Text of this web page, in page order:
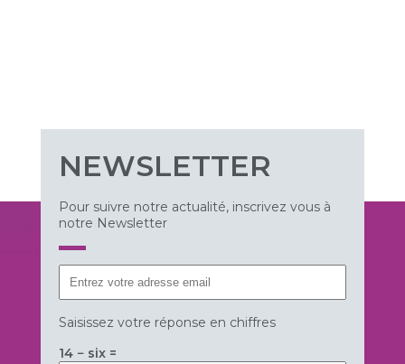
NEWSLETTER
Pour suivre notre actualité, inscrivez vous à
notre Newsletter
Saisissez votre réponse en chiffres
14 − six =